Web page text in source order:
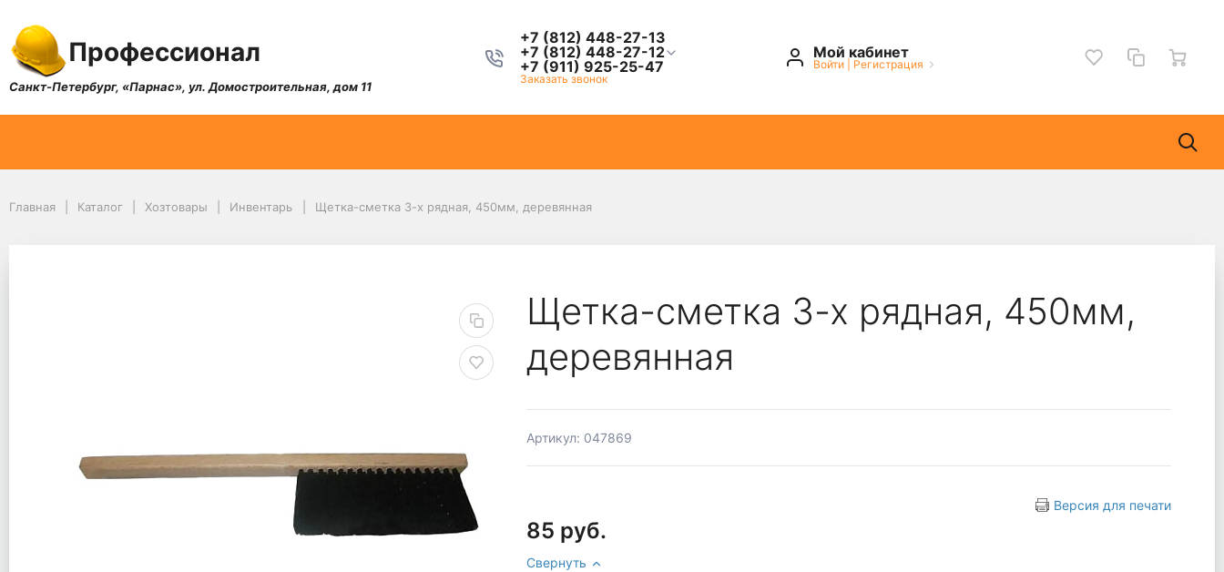
Профессионал
Санкт-Петербург, «Парнас», ул. Домостроительная, дом 11
+7 (812) 448-27-13
+7 (812) 448-27-12
+7 (911) 925-25-47
Заказать звонок
Мой кабинет
Войти Регистрация
Главная Каталог Хозтовары Инвентарь Щетка-сметка 3-х рядная, 450мм, деревянная
Щетка-сметка 3-х рядная, 450мм,
деревянная
Артикул: 047869
Версия для печати
85 руб.
Свернуть